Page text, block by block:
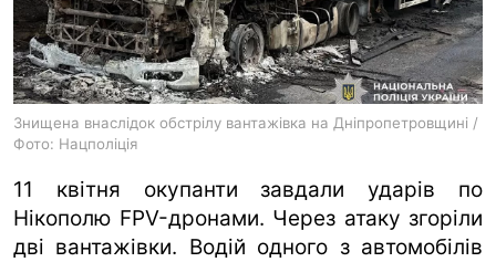
Знищена внаслідок обстрілу вантажівка на Дніпропетровщині /
Фото: Нацполіція
11 квітня окупанти завдали ударів по
Нікополю FPV-дронами. Через атаку згоріли
дві вантажівки. Водій одного з автомобілів